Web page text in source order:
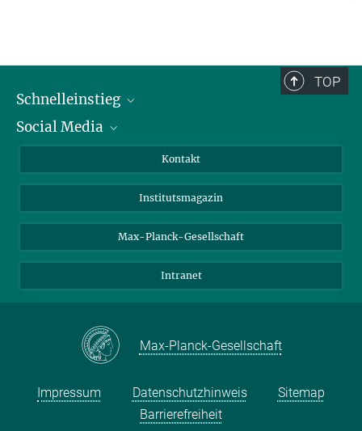
TOP
Schnelleinstieg
Alumni
Schulen
Studierende
Social Media
Facebook
YouTube
Kontakt
Institutsmagazin
Max-Planck-Gesellschaft
Intranet
Max-Planck-Gesellschaft
Impressum Datenschutzhinweis
Sitemap
Barrierefreiheit